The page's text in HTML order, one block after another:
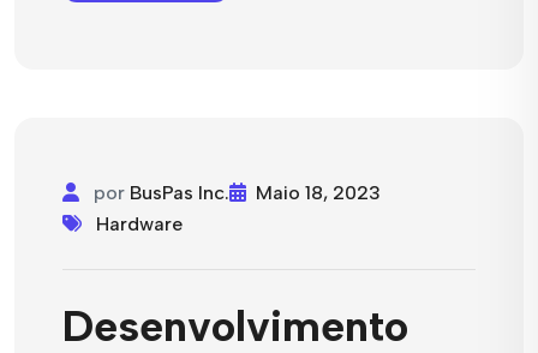
por BusPas Inc.
Maio 18, 2023
Hardware
Desenvolvimento